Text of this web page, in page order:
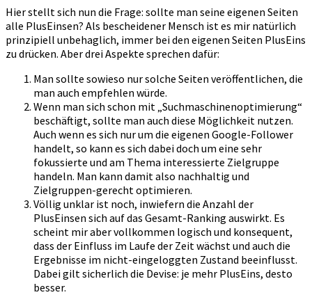
Hier stellt sich nun die Frage: sollte man seine eigenen Seiten
alle PlusEinsen? Als bescheidener Mensch ist es mir natürlich
prinzipiell unbehaglich, immer bei den eigenen Seiten PlusEins
zu drücken. Aber drei Aspekte sprechen dafür:
Man sollte sowieso nur solche Seiten veröffentlichen, die
man auch empfehlen würde.
Wenn man sich schon mit „Suchmaschinenoptimierung“
beschäftigt, sollte man auch diese Möglichkeit nutzen.
Auch wenn es sich nur um die eigenen Google-Follower
handelt, so kann es sich dabei doch um eine sehr
fokussierte und am Thema interessierte Zielgruppe
handeln. Man kann damit also nachhaltig und
Zielgruppen-gerecht optimieren.
Völlig unklar ist noch, inwiefern die Anzahl der
PlusEinsen sich auf das Gesamt-Ranking auswirkt. Es
scheint mir aber vollkommen logisch und konsequent,
dass der Einfluss im Laufe der Zeit wächst und auch die
Ergebnisse im nicht-eingeloggten Zustand beeinflusst.
Dabei gilt sicherlich die Devise: je mehr PlusEins, desto
besser.